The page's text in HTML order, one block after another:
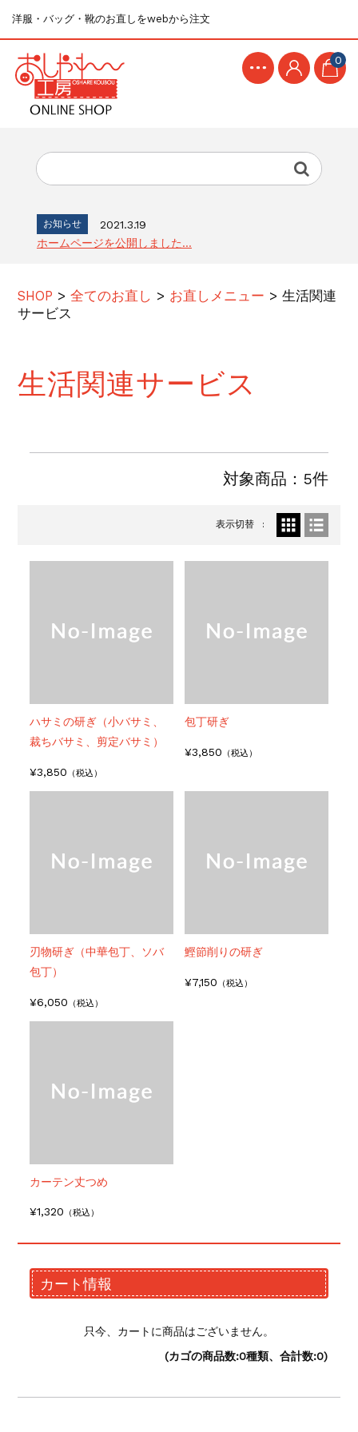
洋服・バッグ・靴のお直しをwebから注文
0
お知らせ
2021.3.19
ホームページを公開しました...
SHOP >全てのお直し > お直しメニュー >生活関連
サービス
生活関連サービス
対象商品：5件
表示切替
ハサミの研ぎ（小バサミ、
裁ちバサミ、剪定バサミ）
¥3,850 （税込）
包丁研ぎ
¥3,850 （税込）
刃物研ぎ（中華包丁、ソバ
包丁）
¥6,050 （税込）
鰹節削りの研ぎ
¥7,150 （税込）
カーテン丈つめ
¥1,320 （税込）
カート情報
只今、カートに商品はございません。
(カゴの商品数:0種類、合計数:0)